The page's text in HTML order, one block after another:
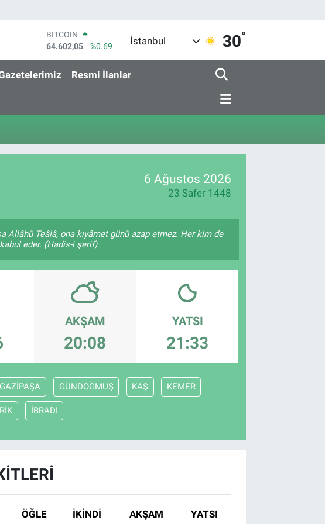
BITCOIN
64.602,05
%0.69
47,5986
%0.06
EURO
64,2438
%0.21
İstanbul 30°
Resmi İlanlar
6 Ağustos 2026
23 Safer 1448
Allâhü Teâlâ, ona kıyâmet günü azap etmez. Her kim de
eder. (Hadis-i şerif)
AKŞAM
20:08
YATSI
21:33
GAZİPAŞA GÜNDOĞMUŞ KAŞ KEMER
İBRADI
ÖĞLE İKINDI AKŞAM
YATSI